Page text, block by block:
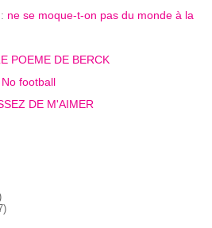
ne se moque-t-on pas du monde à la
POEME DE BERCK
No football
DE M'AIMER